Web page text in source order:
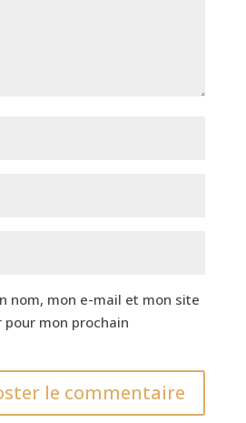
nom, mon e-mail et mon site
mon prochain